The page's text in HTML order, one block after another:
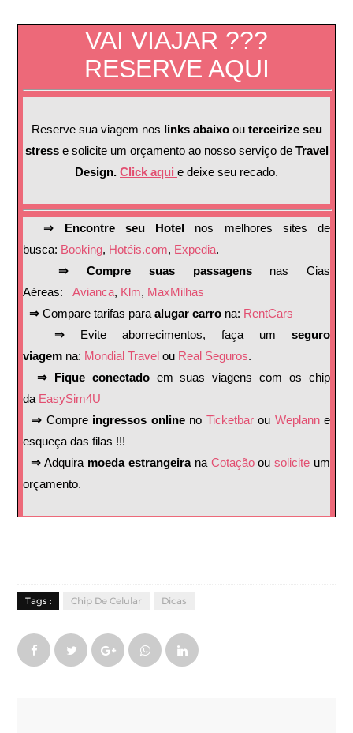
VAI VIAJAR ???
RESERVE AQUI
Reserve sua viagem nos links abaixo outerceirize seu
stress e solicite um orçamento ao nosso serviço deTravel
Design. Click aqui e deixe seu recado.
⇒ Encontre seu Hotel nos melhores sites de
busca: Booking, Hotéis.com, Expedia.
⇒ Compre suas passagensnas Cias
Aéreas:
Avianca, Klm, MaxMilhas
⇒ Compare tarifas paraalugar carro na: RentCars
⇒ Evite aborrecimentos, faça um seguro
viagem na: Mondial Travel ou Real Seguros.
⇒ Fique conectadoem suas viagens com os chip
da EasySim4U
⇒ Compre ingressos onlineno Ticketbarou Weplanne
esqueça das filas !!!
⇒Adquira moeda estrangeirana Cotaçãoousolicite um
orçamento.
Tags : Chip De Celular Dicas